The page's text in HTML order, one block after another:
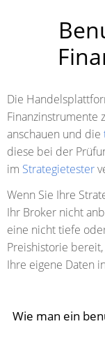
Die
Finanzinstrumente
anschauen und die
diese bei der
im Strategietester
Wenn Sie Ihre
Ihr Broker nicht
eine nicht tiefe
Preishistorie
Ihre eigene Daten
Wie man ein